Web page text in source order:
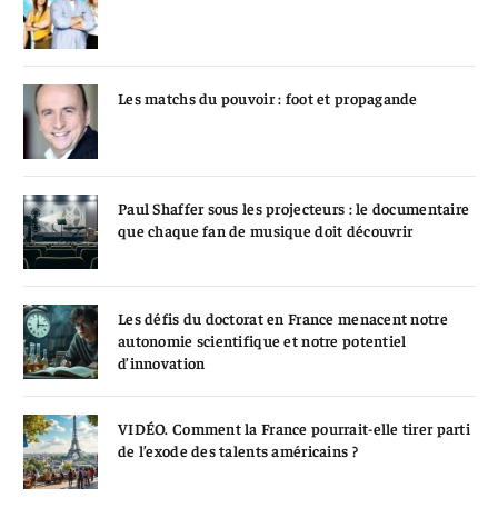
Les matchs du pouvoir : foot et propagande
Paul Shaffer sous les projecteurs : le documentaire
que chaque fan de musique doit découvrir
Les défis du doctorat en France menacent notre
autonomie scientifique et notre potentiel
d’innovation
VIDÉO. Comment la France pourrait-elle tirer parti
de l’exode des talents américains ?